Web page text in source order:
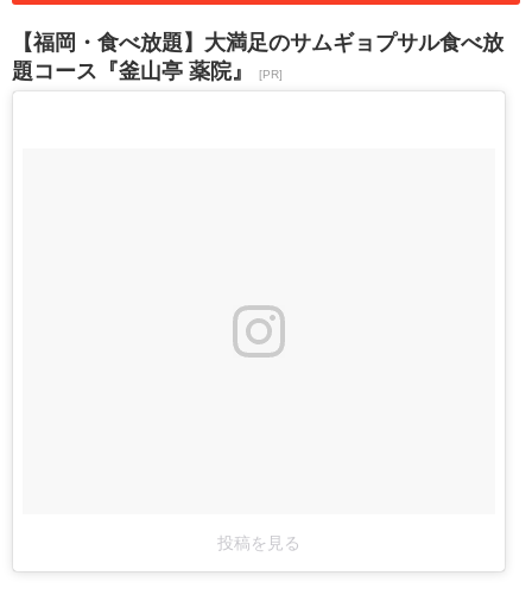
【福岡・食べ放題】大満足のサムギョプサル食べ放
題コース『釜山亭 薬院』
[PR]
投稿を見る